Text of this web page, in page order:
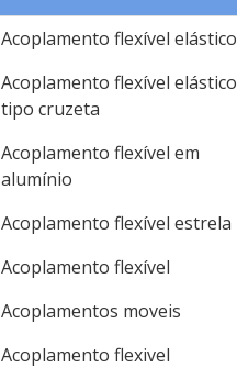
Acoplamento flexível elástico
Acoplamento flexível elástico
tipo cruzeta
Acoplamento flexível em
alumínio
Acoplamento flexível estrela
Acoplamento flexível
Acoplamentos moveis
Acoplamento flexivel